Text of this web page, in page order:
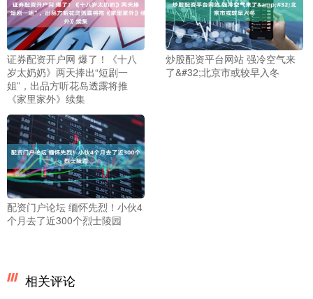
证券配资开户网 爆了！《十八
岁太奶奶》两天捧出“短剧一
姐”，出品方听花岛透露将推
《家里家外》续集
炒股配资平台网站 强冷空气来
了&#32;北京市或较早入冬
配资门户论坛 缅怀先烈！小伙4
个月去了近300个烈士陵园
相关评论